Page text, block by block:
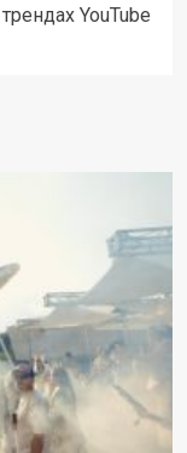
YouTube